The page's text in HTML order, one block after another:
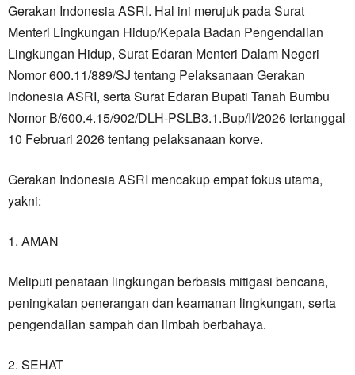
Gerakan Indonesia ASRI. Hal ini merujuk pada Surat
Menteri Lingkungan Hidup/Kepala Badan Pengendalian
Lingkungan Hidup, Surat Edaran Menteri Dalam Negeri
Nomor 600.11/889/SJ tentang Pelaksanaan Gerakan
Indonesia ASRI, serta Surat Edaran Bupati Tanah Bumbu
Nomor B/600.4.15/902/DLH-PSLB3.1.Bup/II/2026 tertanggal
10 Februari 2026 tentang pelaksanaan korve.
Gerakan Indonesia ASRI mencakup empat fokus utama,
yakni:
1. AMAN
Meliputi penataan lingkungan berbasis mitigasi bencana,
peningkatan penerangan dan keamanan lingkungan, serta
pengendalian sampah dan limbah berbahaya.
2. SEHAT